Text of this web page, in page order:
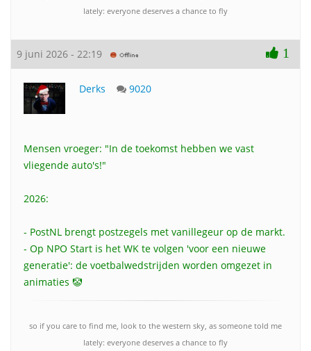
lately: everyone deserves a chance to fly
9 juni 2026 - 22:19 1
Derks 9020
Mensen vroeger: "In de toekomst hebben we vast
vliegende auto's!"
2026:
- PostNL brengt postzegels met vanillegeur op de markt.
- Op NPO Start is het WK te volgen 'voor een nieuwe
generatie': de voetbalwedstrijden worden omgezet in
animaties 🤡
so if you care to find me, look to the western sky, as someone told me
lately: everyone deserves a chance to fly